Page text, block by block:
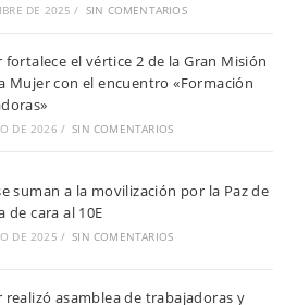
DE 2025 / SIN COMENTARIOS
el vértice 2 de la Gran Misión
Mujer con el encuentro «Formación
DE 2026 / SIN COMENTARIOS
suman a la movilización por la Paz de
de cara al 10E
DE 2025 / SIN COMENTARIOS
realizó asamblea de trabajadoras y